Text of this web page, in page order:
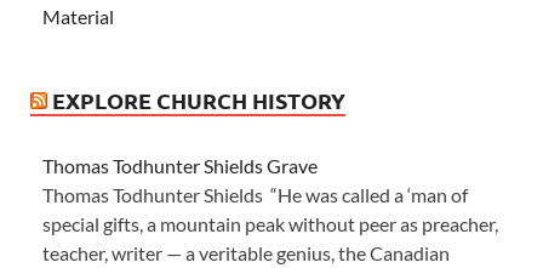
Material
EXPLORE CHURCH HISTORY
Thomas Todhunter Shields Grave
Thomas Todhunter Shields “He was called a ‘man of
special gifts, a mountain peak without peer as preacher,
teacher, writer — a veritable genius, the Canadian